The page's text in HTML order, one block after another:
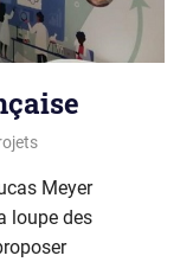
Meyer
loupe des